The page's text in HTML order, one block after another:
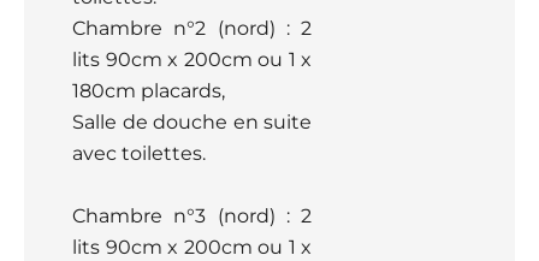
Chambre n°2 (nord) : 2
lits 90cm x 200cm ou 1 x
180cm placards,
Salle de douche en suite
avec toilettes.
Chambre n°3 (nord) : 2
lits 90cm x 200cm ou 1 x